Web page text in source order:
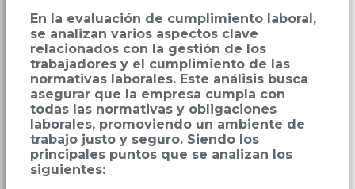
En la evaluación de cumplimiento laboral,
se analizan varios aspectos clave
relacionados con la gestión de los
trabajadores y el cumplimiento de las
normativas laborales. Este análisis busca
asegurar que la empresa cumpla con
todas las normativas y obligaciones
laborales, promoviendo un ambiente de
trabajo justo y seguro. Siendo los
principales puntos que se analizan los
siguientes: